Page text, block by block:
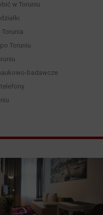
w Toruniu
Toruniu
badawcze